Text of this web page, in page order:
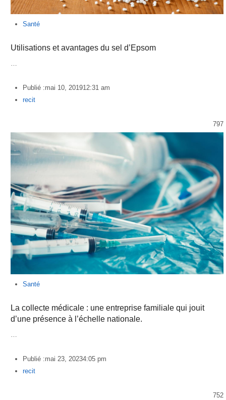
Santé
Utilisations et avantages du sel d’Epsom
Publié :mai 10, 201912:31 am
Author
recit
797
Santé
La collecte médicale : une entreprise familiale qui jouit
d’une présence à l’échelle nationale.
…
Publié :mai 23, 20234:05 pm
Author
recit
752